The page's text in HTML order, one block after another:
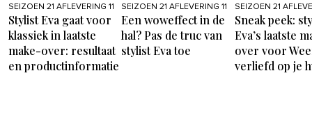
SEIZOEN 21 AFLEVERING 11
Stylist Eva gaat voor
klassiek in laatste
make-over: resultaat
en productinformatie
SEIZOEN 21 AFLEVERING 11
Een woweffect in de
hal? Pas de truc van
stylist Eva toe
SEIZOEN 21
Sneak peek:
Eva’s laatste
over voor
verliefd op je